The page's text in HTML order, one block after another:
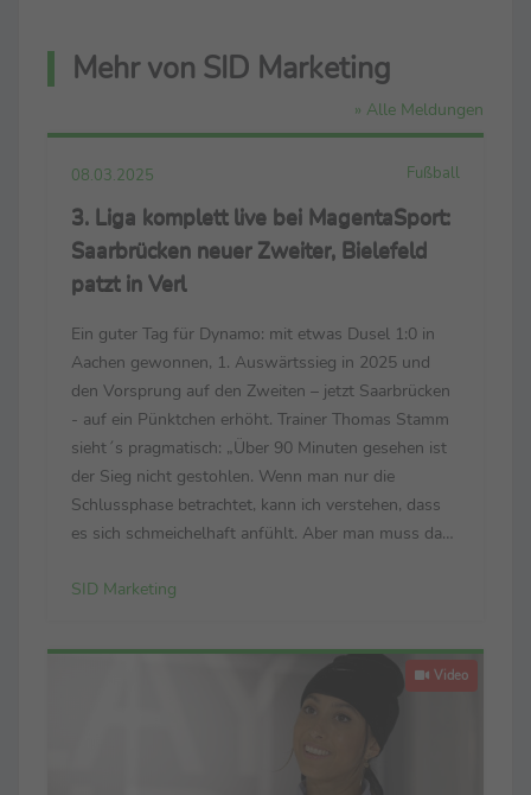
Mehr von SID Marketing
» Alle Meldungen
08.03.2025 Fußball
3. Liga komplett live bei MagentaSport:
Saarbrücken neuer Zweiter, Bielefeld
patzt in Verl
Ein guter Tag für Dynamo: mit etwas Dusel 1:0 in
Aachen gewonnen, 1. Auswärtssieg in 2025 und
den Vorsprung auf den Zweiten – jetzt Saarbrücken
- auf ein Pünktchen erhöht. Trainer Thomas Stamm
sieht´s pragmatisch: „Über 90 Minuten gesehen ist
der Sieg nicht gestohlen. Wenn man nur die
Schlussphase betrachtet, kann ich verstehen, dass
es sich schmeichelhaft anfühlt. Aber man muss das
in Ordnung.“ Sieht sein Pendant Heiner ...
SID Marketing
Video